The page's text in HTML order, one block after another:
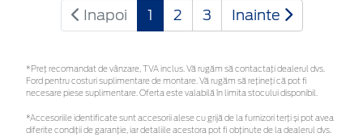
Inapoi 1 2 3 Inainte
*Preţ recomandat de vânzare, TVA inclus. Vă rugăm să contactaţi dealerul dvs.
Ford pentru costuri suplimentare de montare. Vă rugăm să rețineți că pot fi
necesare piese suplimentare. Oferta este valabilă în limita stocului disponibil.
*Accesoriile identificate sunt accesorii alese cu grijă de la furnizori terți și pot avea
diferite condiții de garanție, iar detaliile acestora pot fi obținute de la dealerul dvs.